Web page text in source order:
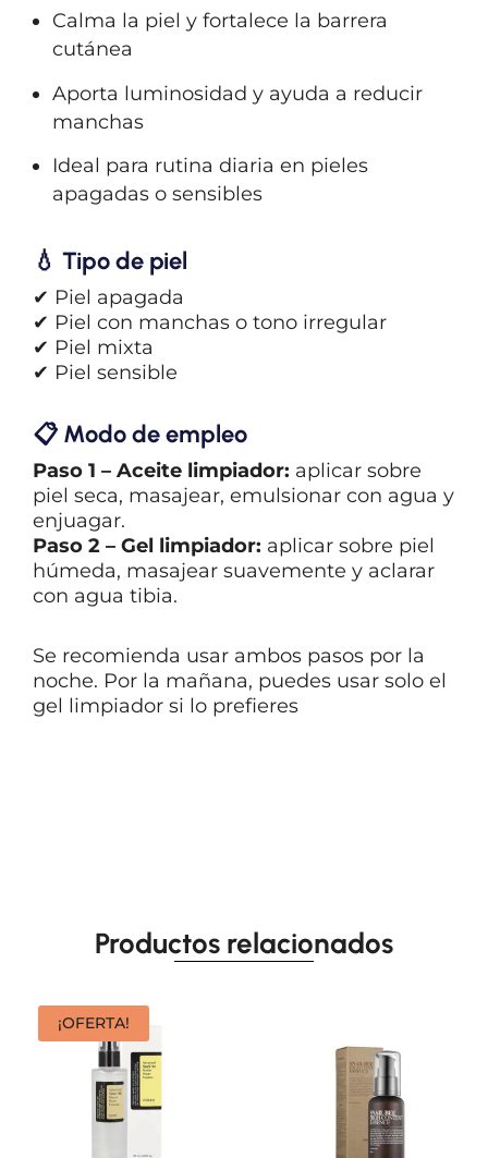
Calma la piel y fortalece la barrera
cutánea
Aporta luminosidad y ayuda a reducir
manchas
Ideal para rutina diaria en pieles
apagadas o sensibles
💧 Tipo de piel
✔ Piel apagada
✔ Piel con manchas o tono irregular
✔ Piel mixta
✔ Piel sensible
📋 Modo de empleo
Paso 1 – Aceite limpiador: aplicar sobre
piel seca, masajear, emulsionar con agua y
enjuagar.
Paso 2 – Gel limpiador: aplicar sobre piel
húmeda, masajear suavemente y aclarar
con agua tibia.
Se recomienda usar ambos pasos por la
noche. Por la mañana, puedes usar solo el
gel limpiador si lo prefieres
Productos relacionados
¡OFERTA!